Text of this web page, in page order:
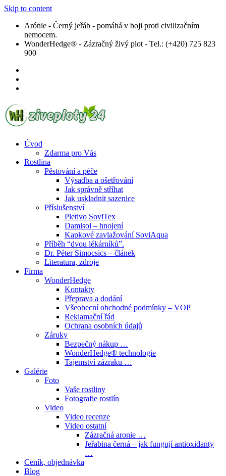
Skip to content
Arónie - Černý jeřáb - pomáhá v boji proti civilizačním
nemocem.
WonderHedge® - Zázračný živý plot - Tel.: (+420) 725 823
900
Úvod
Zdarma pro Vás
Rostlina
Pěstování a péče
Výsadba a ošetřování
Jak správně stříhat
Jak uskladnit sazenice
Příslušenství
Pletivo SoviTex
Damisol – hnojení
Kapkové zavlažování SoviAqua
Příběh “dvou lékárníků”.
Dr. Péter Simocsics – článek
Literatura, zdroje
Firma
WonderHedge
Kontakty
Přeprava a dodání
Všeobecní obchodné podmínky – VOP
Reklamační řád
Ochrana osobních údajů
Záruky
Bezpečný nákup …
WonderHedge® technologie
Tajemství zázraku …
Galérie
Foto
Vaše rostliny
Fotografie rostlín
Video
Video recenze
Video ostatní
Zázračná aronie …
Jeřabina černá – jak fungují antioxidanty
…
Ceník, objednávka
Blog